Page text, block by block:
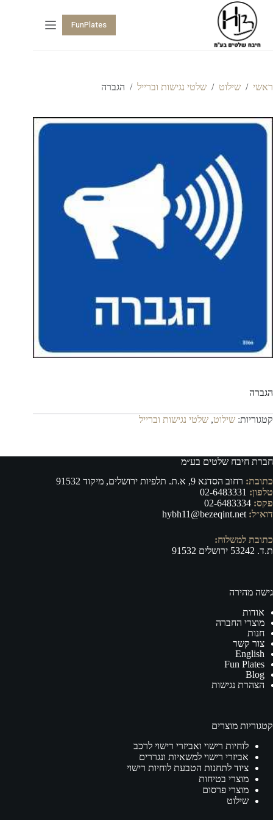
FunPlates
ראשי / שילוט / שלטי נגישות וברייל / הגברה
הגברה
קטגוריות: שילוט, שלטי נגישות וברייל
חברת חיבח שלטים בע״מ
כתובת: רחוב הסדנא 9, א.ת. תלפיות ירושלים, מיקוד 91532
טלפון: 02-6483331
פקס:
דוא״ל: hybh11@bezeqint.net
כתובת למשלוח:
ת.ד. 53242 ירושלים 91532
גישה מהירה
אודות
מוצרי החברה
חנות
צור קשר
English
Fun Plates
Blog
הצהרת נגישות
קטגוריות מוצרים
לוחיות רישוי ואביזרי רישוי לרכב
אביזרי רישוי למשאיות ונגררים
ציוד לתחנות הטבעת לוחיות רישוי
מוצרי בטיחות
מוצרי פרסום
שילוט